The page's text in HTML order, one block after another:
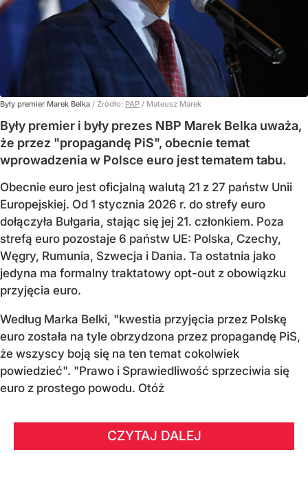
Były premier Marek Belka / Źródło: PAP / Mateusz Marek
Były premier i były prezes NBP Marek Belka uważa,
że przez "propagandę PiS", obecnie temat
wprowadzenia w Polsce euro jest tematem tabu.
Obecnie euro jest oficjalną walutą 21 z 27 państw Unii
Europejskiej. Od 1 stycznia 2026 r. do strefy euro
dołączyła Bułgaria, stając się jej 21. członkiem. Poza
strefą euro pozostaje 6 państw UE: Polska, Czechy,
Węgry, Rumunia, Szwecja i Dania. Ta ostatnia jako
jedyna ma formalny traktatowy opt-out z obowiązku
przyjęcia euro.
Według Marka Belki, "kwestia przyjęcia przez Polskę
euro została na tyle obrzydzona przez propagandę PiS,
że wszyscy boją się na ten temat cokolwiek
powiedzieć". "Prawo i Sprawiedliwość sprzeciwia się
euro z prostego powodu. Otóż
CZYTAJ DALEJ